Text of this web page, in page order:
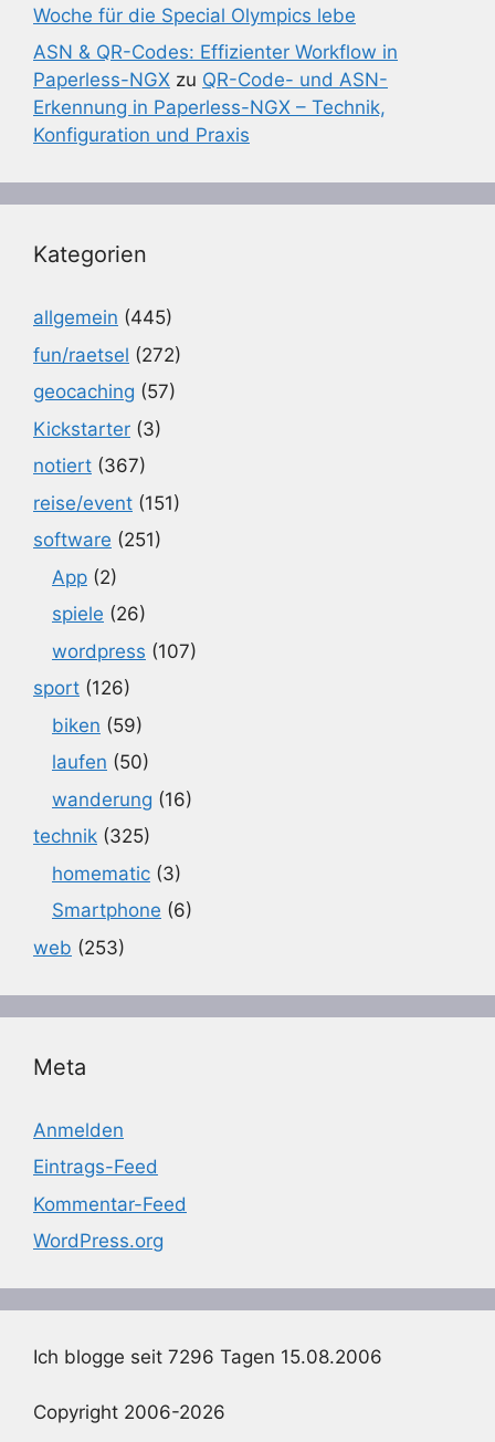
Woche für die Special Olympics lebe
ASN & QR-Codes: Effizienter Workflow in
Paperless-NGX zu QR-Code- und ASN-
Erkennung in Paperless-NGX – Technik,
Konfiguration und Praxis
Kategorien
allgemein (445)
fun/raetsel (272)
geocaching (57)
Kickstarter (3)
notiert (367)
reise/event (151)
software (251)
App (2)
spiele (26)
wordpress (107)
sport (126)
biken (59)
laufen (50)
wanderung (16)
technik (325)
homematic (3)
Smartphone (6)
web (253)
Meta
Anmelden
Eintrags-Feed
Kommentar-Feed
WordPress.org
Ich blogge seit 7296 Tagen 15.08.2006
Copyright 2006-2026